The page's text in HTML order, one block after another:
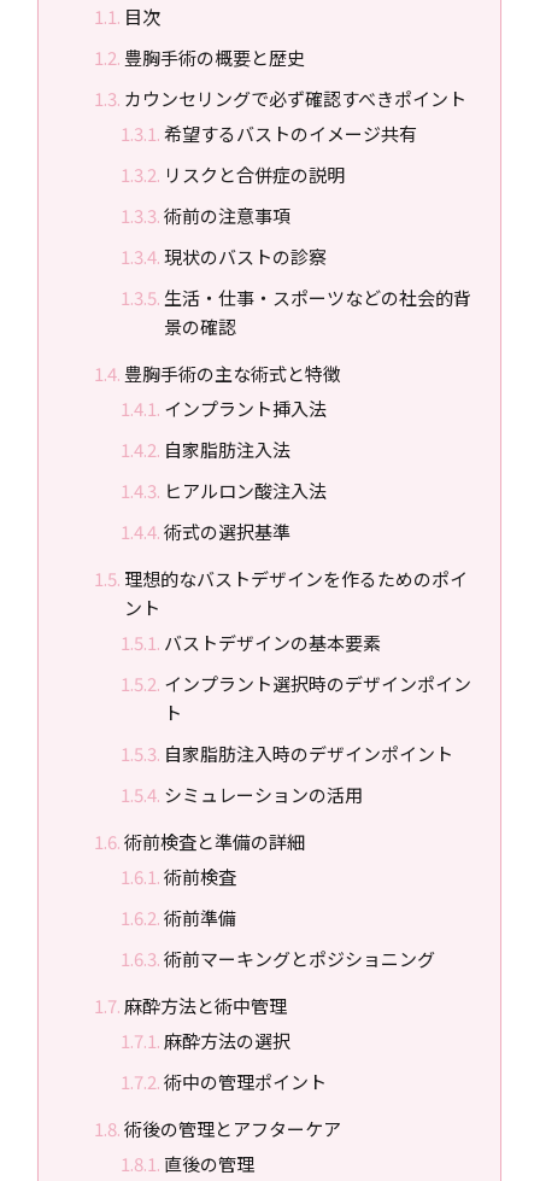
目次
豊胸手術の概要と歴史
カウンセリングで必ず確認すべきポイント
希望するバストのイメージ共有
リスクと合併症の説明
術前の注意事項
現状のバストの診察
生活・仕事・スポーツなどの社会的背
景の確認
豊胸手術の主な術式と特徴
インプラント挿入法
自家脂肪注入法
ヒアルロン酸注入法
術式の選択基準
理想的なバストデザインを作るためのポイ
ント
バストデザインの基本要素
インプラント選択時のデザインポイン
ト
自家脂肪注入時のデザインポイント
シミュレーションの活用
術前検査と準備の詳細
術前検査
術前準備
術前マーキングとポジショニング
麻酔方法と術中管理
麻酔方法の選択
術中の管理ポイント
術後の管理とアフターケア
直後の管理